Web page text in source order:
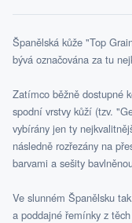
Španělská kůže "Top
bývá označována za tu
Zatímco běžně dostupné
spodní vrstvy kůží (tzv.
vybírány jen ty
následně rozřezány na
barvami a sešity
Ve slunném Španělsku
a poddajné řemínky z